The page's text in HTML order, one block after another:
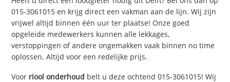
015-3061015 en krijg direct een vakman aan de lijn. Wij zijn
vrijwel altijd binnen één uur ter plaatse! Onze goed
opgeleide medewerkers kunnen alle lekkages,
verstoppingen of andere ongemakken vaak binnen no time
oplossen. Altijd voor een redelijke prijs.
Voor riool onderhoud belt u deze ochtend 015-3061015! Wij